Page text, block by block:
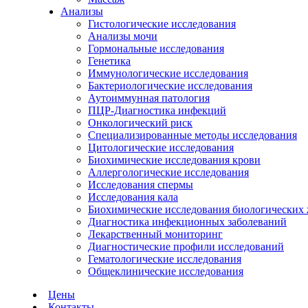
Анализы
Гистологические исследования
Анализы мочи
Гормональные исследования
Генетика
Иммунологические исследования
Бактериологические исследования
Аутоиммунная патология
ПЦР-Диагностика инфекций
Онкологический риск
Специализированные методы исследования
Цитологические исследования
Биохимические исследования крови
Аллергологические исследования
Исследования спермы
Исследования кала
Биохимические исследования биологических
Диагностика инфекционных заболеваний
Лекарственный мониторинг
Диагностические профили исследований
Гематологические исследования
Общеклинические исследования
Цены